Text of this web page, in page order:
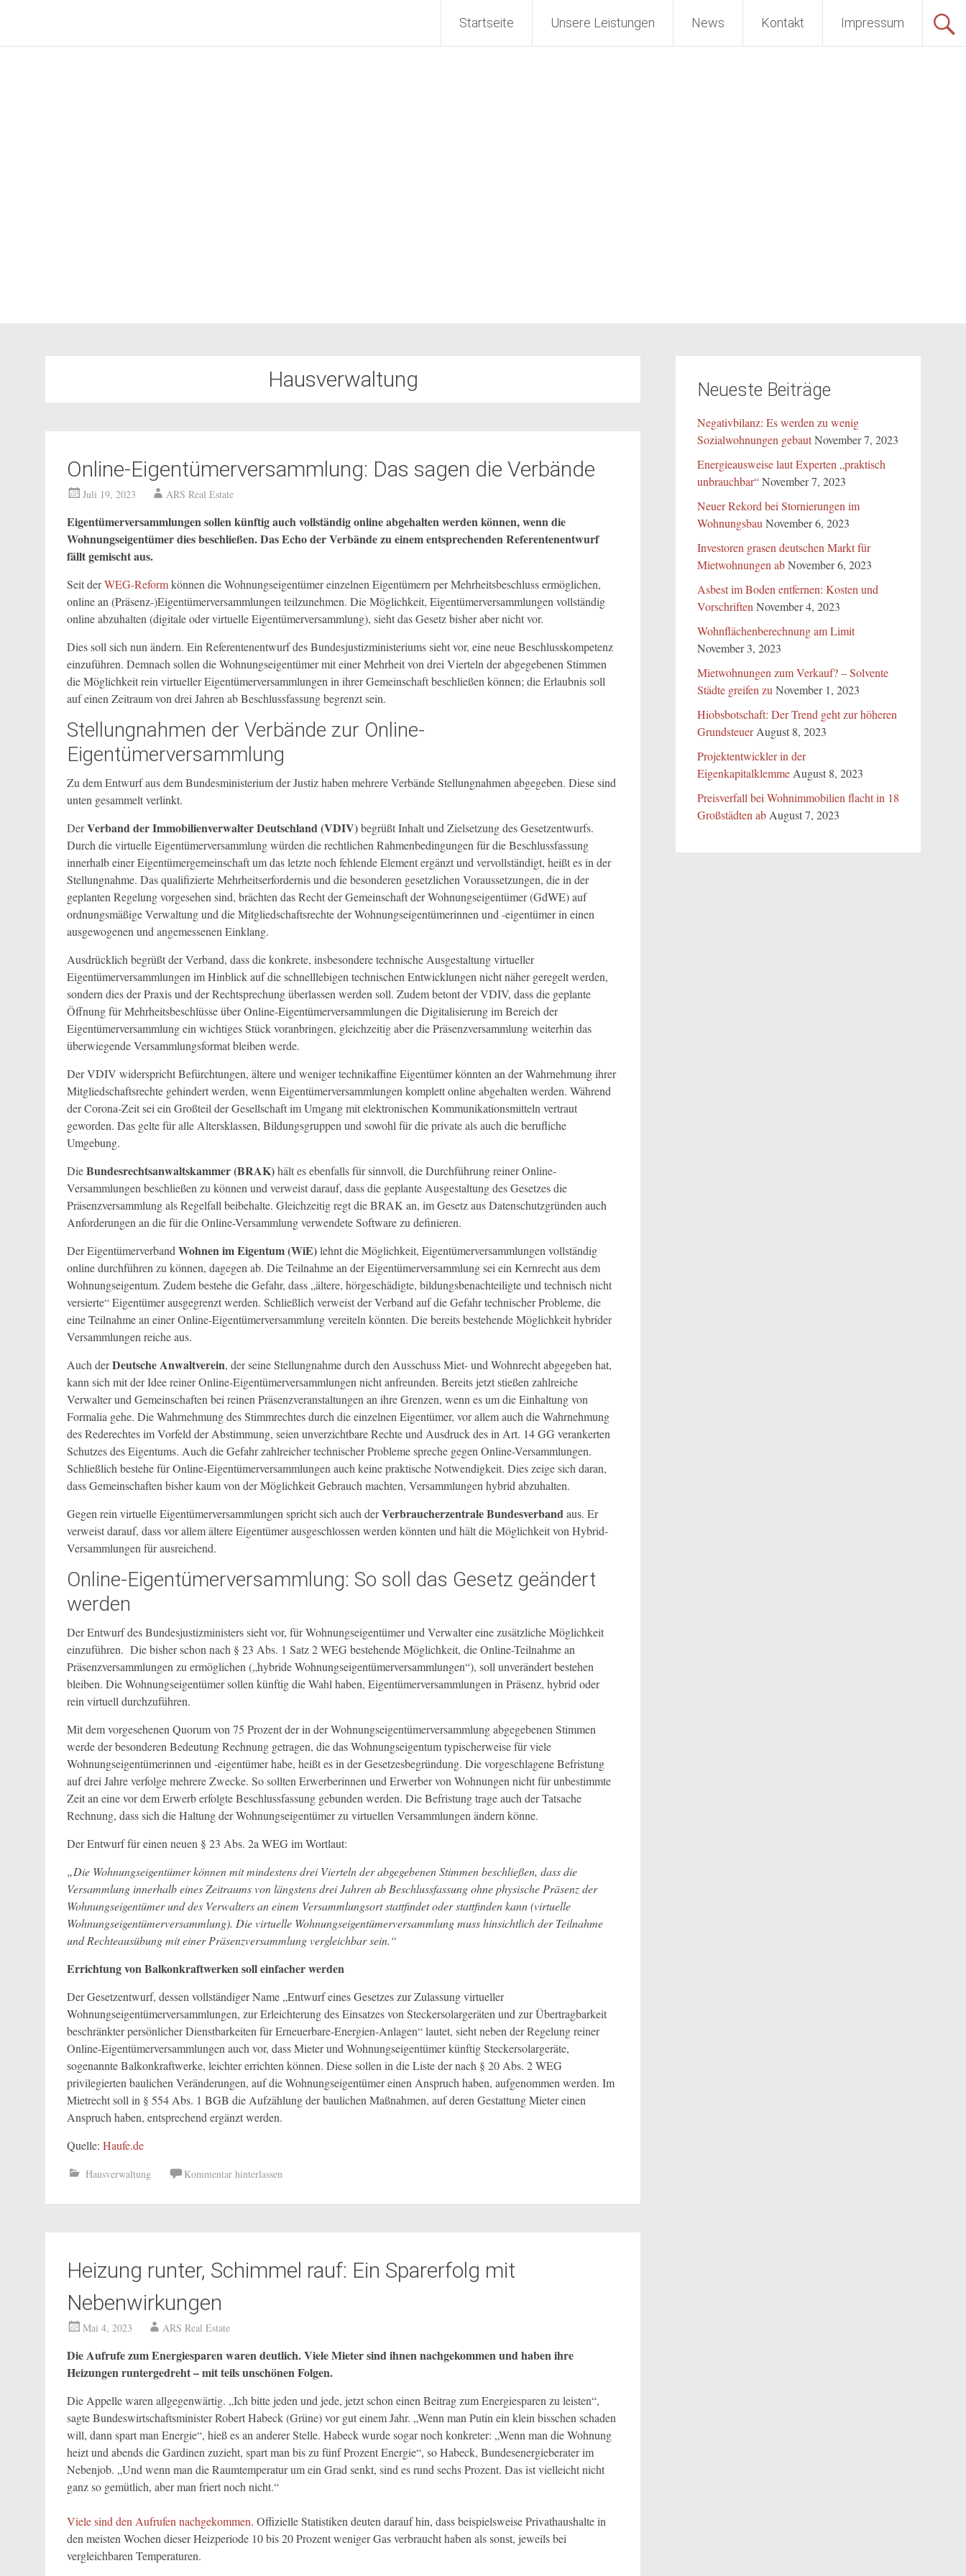
Startseite Unsere Leistungen News Kontakt Impressum
Hausverwaltung
Online-Eigentümerversammlung: Das sagen die Verbände
Juli 19, 2023 ARS Real Estate
Eigentümerversammlungen sollen künftig auch vollständig online abgehalten werden können, wenn die
Wohnungseigentümer dies beschließen. Das Echo der Verbände zu einem entsprechenden Referentenentwurf
fällt gemischt aus.
Seit derWEG-Reformkönnen die Wohnungseigentümer einzelnen Eigentümern per Mehrheitsbeschluss ermöglichen,
online an (Präsenz-)Eigentümerversammlungen teilzunehmen. Die Möglichkeit, Eigentümerversammlungen vollständig
online abzuhalten (digitale oder virtuelle Eigentümerversammlung), sieht das Gesetz bisher aber nicht vor.
Dies soll sich nun ändern. Ein Referentenentwurf des Bundesjustizministeriums sieht vor, eine neue Beschlusskompetenz
einzuführen. Demnach sollen die Wohnungseigentümer mit einer Mehrheit von drei Vierteln der abgegebenen Stimmen
die Möglichkeit rein virtueller Eigentümerversammlungen in ihrer Gemeinschaft beschließen können; die Erlaubnis soll
auf einen Zeitraum von drei Jahren ab Beschlussfassung begrenzt sein.
Stellungnahmen der Verbände zur Online-
Eigentümerversammlung
Zu dem Entwurf aus dem Bundesministerium der Justiz haben mehrere Verbände Stellungnahmen abgegeben. Diese sind
unten gesammelt verlinkt.
DerVerband der Immobilienverwalter Deutschland (VDIV)begrüßt Inhalt und Zielsetzung des Gesetzentwurfs.
Durch die virtuelle Eigentümerversammlung würden die rechtlichen Rahmenbedingungen für die Beschlussfassung
innerhalb einer Eigentümergemeinschaft um das letzte noch fehlende Element ergänzt und vervollständigt, heißt es in der
Stellungnahme. Das qualifizierte Mehrheitserfordernis und die besonderen gesetzlichen Voraussetzungen, die in der
geplanten Regelung vorgesehen sind, brächten das Recht der Gemeinschaft der Wohnungseigentümer (GdWE) auf
ordnungsmäßige Verwaltung und die Mitgliedschaftsrechte der Wohnungseigentümerinnen und -eigentümer in einen
ausgewogenen und angemessenen Einklang.
Ausdrücklich begrüßt der Verband, dass die konkrete, insbesondere technische Ausgestaltung virtueller
Eigentümerversammlungen im Hinblick auf die schnelllebigen technischen Entwicklungen nicht näher geregelt werden,
sondern dies der Praxis und der Rechtsprechung überlassen werden soll. Zudem betont der VDIV, dass die geplante
Öffnung für Mehrheitsbeschlüsse über Online-Eigentümerversammlungen die Digitalisierung im Bereich der
Eigentümerversammlung ein wichtiges Stück voranbringen, gleichzeitig aber die Präsenzversammlung weiterhin das
überwiegende Versammlungsformat bleiben werde.
Der VDIV widerspricht Befürchtungen, ältere und weniger technikaffine Eigentümer könnten an der Wahrnehmung ihrer
Mitgliedschaftsrechte gehindert werden, wenn Eigentümerversammlungen komplett online abgehalten werden. Während
der Corona-Zeit sei ein Großteil der Gesellschaft im Umgang mit elektronischen Kommunikationsmitteln vertraut
geworden. Das gelte für alle Altersklassen, Bildungsgruppen und sowohl für die private als auch die berufliche
Umgebung.
DieBundesrechtsanwaltskammer (BRAK)hält es ebenfalls für sinnvoll, die Durchführung reiner Online-
Versammlungen beschließen zu können und verweist darauf, dass die geplante Ausgestaltung des Gesetzes die
Präsenzversammlung als Regelfall beibehalte. Gleichzeitig regt die BRAK an, im Gesetz aus Datenschutzgründen auch
Anforderungen an die für die Online-Versammlung verwendete Software zu definieren.
Der Eigentümerverband Wohnen im Eigentum (WiE)lehnt die Möglichkeit, Eigentümerversammlungen vollständig
online durchführen zu können, dagegen ab. Die Teilnahme an der Eigentümerversammlung sei ein Kernrecht aus dem
Wohnungseigentum. Zudem bestehe die Gefahr, dass „ältere, hörgeschädigte, bildungsbenachteiligte und technisch nicht
versierte“ Eigentümer ausgegrenzt werden. Schließlich verweist der Verband auf die Gefahr technischer Probleme, die
eine Teilnahme an einer Online-Eigentümerversammlung vereiteln könnten. Die bereits bestehende Möglichkeit hybrider
Versammlungen reiche aus.
Auch derDeutsche Anwaltverein, der seine Stellungnahme durch den Ausschuss Miet- und Wohnrecht abgegeben hat,
kann sich mit der Idee reiner Online-Eigentümerversammlungen nicht anfreunden. Bereits jetzt stießen zahlreiche
Verwalter und Gemeinschaften bei reinen Präsenzveranstaltungen an ihre Grenzen, wenn es um die Einhaltung von
Formalia gehe. Die Wahrnehmung des Stimmrechtes durch die einzelnen Eigentümer, vor allem auch die Wahrnehmung
des Rederechtes im Vorfeld der Abstimmung, seien unverzichtbare Rechte und Ausdruck des in Art. 14 GG verankerten
Schutzes des Eigentums. Auch die Gefahr zahlreicher technischer Probleme spreche gegen Online-Versammlungen.
Schließlich bestehe für Online-Eigentümerversammlungen auch keine praktische Notwendigkeit. Dies zeige sich daran,
dass Gemeinschaften bisher kaum von der Möglichkeit Gebrauch machten, Versammlungen hybrid abzuhalten.
Gegen rein virtuelle Eigentümerversammlungen spricht sich auch derVerbraucherzentrale Bundesverbandaus. Er
verweist darauf, dass vor allem ältere Eigentümer ausgeschlossen werden könnten und hält die Möglichkeit von Hybrid-
Versammlungen für ausreichend.
Online-Eigentümerversammlung: So soll das Gesetz geändert
werden
Der Entwurf des Bundesjustizministers sieht vor, für Wohnungseigentümer und Verwalter eine zusätzliche Möglichkeit
einzuführen. Die bisher schon nach § 23 Abs. 1 Satz 2 WEG bestehende Möglichkeit, die Online-Teilnahme an
Präsenzversammlungen zu ermöglichen („hybride Wohnungseigentümerversammlungen“), soll unverändert bestehen
bleiben. Die Wohnungseigentümer sollen künftig die Wahl haben, Eigentümerversammlungen in Präsenz, hybrid oder
rein virtuell durchzuführen.
Mit dem vorgesehenen Quorum von 75 Prozent der in der Wohnungseigentümerversammlung abgegebenen Stimmen
werde der besonderen Bedeutung Rechnung getragen, die das Wohnungseigentum typischerweise für viele
Wohnungseigentümerinnen und -eigentümer habe, heißt es in der Gesetzesbegründung. Die vorgeschlagene Befristung
auf drei Jahre verfolge mehrere Zwecke. So sollten Erwerberinnen und Erwerber von Wohnungen nicht für unbestimmte
Zeit an eine vor dem Erwerb erfolgte Beschlussfassung gebunden werden. Die Befristung trage auch der Tatsache
Rechnung, dass sich die Haltung der Wohnungseigentümer zu virtuellen Versammlungen ändern könne.
Der Entwurf für einen neuen § 23 Abs. 2a WEG im Wortlaut:
„Die Wohnungseigentümer können mit mindestens drei Vierteln der abgegebenen Stimmen beschließen, dass die
Versammlung innerhalb eines Zeitraums von längstens drei Jahren ab Beschlussfassung ohne physische Präsenz der
Wohnungseigentümer und des Verwalters an einem Versammlungsort stattfindet oder stattfinden kann (virtuelle
Wohnungseigentümerversammlung). Die virtuelle Wohnungseigentümerversammlung muss hinsichtlich der Teilnahme
und Rechteausübung mit einer Präsenzversammlung vergleichbar sein.“
Errichtung von Balkonkraftwerken soll einfacher werden
Der Gesetzentwurf, dessen vollständiger Name „Entwurf eines Gesetzes zur Zulassung virtueller
Wohnungseigentümerversammlungen, zur Erleichterung des Einsatzes von Steckersolargeräten und zur Übertragbarkeit
beschränkter persönlicher Dienstbarkeiten für Erneuerbare-Energien-Anlagen“ lautet, sieht neben der Regelung reiner
Online-Eigentümerversammlungen auch vor, dass Mieter und Wohnungseigentümer künftig Steckersolargeräte,
sogenannte Balkonkraftwerke, leichter errichten können. Diese sollen in die Liste der nach § 20 Abs. 2 WEG
privilegierten baulichen Veränderungen, auf die Wohnungseigentümer einen Anspruch haben, aufgenommen werden. Im
Mietrecht soll in § 554 Abs. 1 BGB die Aufzählung der baulichen Maßnahmen, auf deren Gestattung Mieter einen
Anspruch haben, entsprechend ergänzt werden.
Quelle: Haufe.de
Hausverwaltung Kommentar hinterlassen
Heizung runter, Schimmel rauf: Ein Sparerfolg mit
Nebenwirkungen
Mai 4, 2023 ARS Real Estate
Die Aufrufe zum Energiesparen waren deutlich. Viele Mieter sind ihnen nachgekommen und haben ihre
Heizungen runtergedreht – mit teils unschönen Folgen.
Die Appelle waren allgegenwärtig. „Ich bitte jeden und jede, jetzt schon einen Beitrag zum Energiesparen zu leisten“,
sagte Bundeswirtschaftsminister Robert Habeck (Grüne) vor gut einem Jahr. „Wenn man Putin ein klein bisschen schaden
will, dann spart man Energie“, hieß es an anderer Stelle. Habeck wurde sogar noch konkreter: „Wenn man die Wohnung
heizt und abends die Gardinen zuzieht, spart man bis zu fünf Prozent Energie“, so Habeck, Bundesenergieberater im
Nebenjob. „Und wenn man die Raumtemperatur um ein Grad senkt, sind es rund sechs Prozent. Das ist vielleicht nicht
ganz so gemütlich, aber man friert noch nicht.“
Viele sind den Aufrufen nachgekommen. Offizielle Statistiken deuten darauf hin, dass beispielsweise Privathaushalte in
den meisten Wochen dieser Heizperiode 10 bis 20 Prozent weniger Gas verbraucht haben als sonst, jeweils bei
vergleichbaren Temperaturen.
Neueste Beiträge
Negativbilanz: Es werden zu wenig
Sozialwohnungen gebautNovember 7, 2023
Energieausweise laut Experten „praktisch
unbrauchbar“November 7, 2023
Neuer Rekord bei Stornierungen im
Wohnungsbau November 6, 2023
Investoren grasen deutschen Markt für
Mietwohnungen abNovember 6, 2023
Asbest im Boden entfernen: Kosten und
Vorschriften November 4, 2023
Wohnflächenberechnung am Limit
November 3, 2023
Mietwohnungen zum Verkauf? – Solvente
Städte greifen zu November 1, 2023
Hiobsbotschaft: Der Trend geht zur höheren
Grundsteuer August 8, 2023
Projektentwickler in der
Eigenkapitalklemme August 8, 2023
Preisverfall bei Wohnimmobilien flacht in 18
Großstädten ab August 7, 2023